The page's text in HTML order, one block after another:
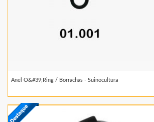
Anel O&#39;ring / Borrachas - Suinocultura